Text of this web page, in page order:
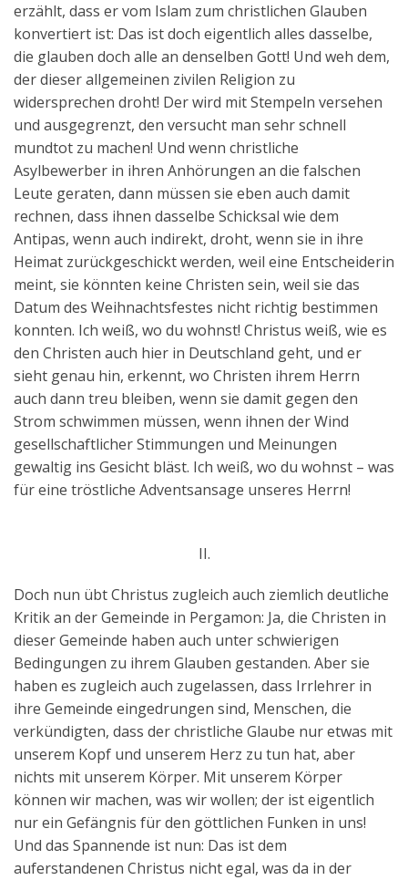
erzählt, dass er vom Islam zum christlichen Glauben
konvertiert ist: Das ist doch eigentlich alles dasselbe,
die glauben doch alle an denselben Gott! Und weh dem,
der dieser allgemeinen zivilen Religion zu
widersprechen droht! Der wird mit Stempeln versehen
und ausgegrenzt, den versucht man sehr schnell
mundtot zu machen! Und wenn christliche
Asylbewerber in ihren Anhörungen an die falschen
Leute geraten, dann müssen sie eben auch damit
rechnen, dass ihnen dasselbe Schicksal wie dem
Antipas, wenn auch indirekt, droht, wenn sie in ihre
Heimat zurückgeschickt werden, weil eine Entscheiderin
meint, sie könnten keine Christen sein, weil sie das
Datum des Weihnachtsfestes nicht richtig bestimmen
konnten. Ich weiß, wo du wohnst! Christus weiß, wie es
den Christen auch hier in Deutschland geht, und er
sieht genau hin, erkennt, wo Christen ihrem Herrn
auch dann treu bleiben, wenn sie damit gegen den
Strom schwimmen müssen, wenn ihnen der Wind
gesellschaftlicher Stimmungen und Meinungen
gewaltig ins Gesicht bläst. Ich weiß, wo du wohnst – was
für eine tröstliche Adventsansage unseres Herrn!
II.
Doch nun übt Christus zugleich auch ziemlich deutliche
Kritik an der Gemeinde in Pergamon: Ja, die Christen in
dieser Gemeinde haben auch unter schwierigen
Bedingungen zu ihrem Glauben gestanden. Aber sie
haben es zugleich auch zugelassen, dass Irrlehrer in
ihre Gemeinde eingedrungen sind, Menschen, die
verkündigten, dass der christliche Glaube nur etwas mit
unserem Kopf und unserem Herz zu tun hat, aber
nichts mit unserem Körper. Mit unserem Körper
können wir machen, was wir wollen; der ist eigentlich
nur ein Gefängnis für den göttlichen Funken in uns!
Und das Spannende ist nun: Das ist dem
auferstandenen Christus nicht egal, was da in der